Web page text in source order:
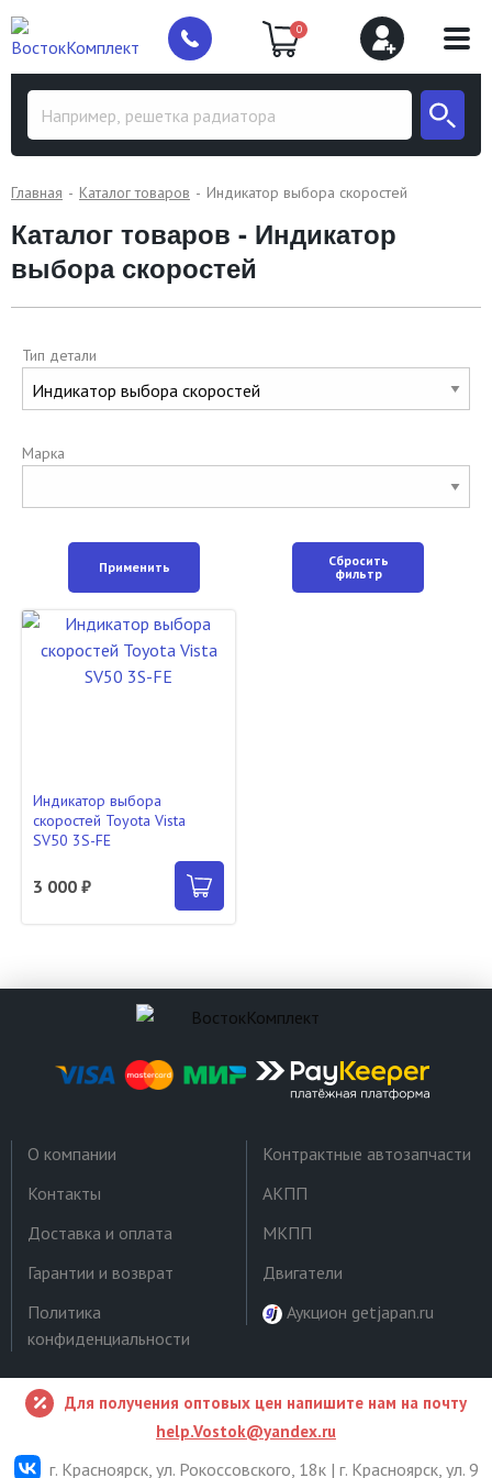
0
Главная Каталог товаров Индикатор выбора скоростей
Каталог товаров - Индикатор
выбора скоростей
Тип детали
Марка
Применить
Сбросить
фильтр
Индикатор выбора
скоростей Toyota Vista
SV50 3S-FE
3 000 ₽
О компании
Контакты
Доставка и оплата
Гарантии и возврат
Политика
конфиденциальности
Контрактные автозапчасти
АКПП
МКПП
Двигатели
Аукцион getjapan.ru
Для получения оптовых цен напишите нам на почту
help.Vostok@yandex.ru
г. Красноярск, ул. Рокоссовского, 18к | г. Красноярск, ул. 9